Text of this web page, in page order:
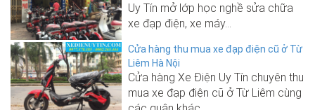
Uy Tín mở lớp học nghề sửa chữa
xe đạp điện, xe máy...
Cửa hàng thu mua xe đạp điện cũ ở Từ
Liêm Hà Nội
Cửa hàng Xe Điện Uy Tín chuyên thu
mua xe đạp điện cũ ở Từ Liêm cùng